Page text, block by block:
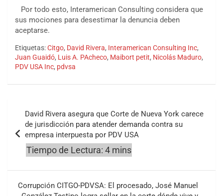
Por todo esto, Interamerican Consulting considera que
sus mociones para desestimar la denuncia deben
aceptarse.
Etiquetas:Citgo, David Rivera, Interamerican Consulting Inc,
Juan Guaidó, Luis A. PAcheco, Maibort petit, Nicolás Maduro,
PDV USA Inc, pdvsa
entradas
David Rivera asegura que Corte de Nueva York carece
de jurisdicción para atender demanda contra su
empresa interpuesta por PDV USA
Corrupción CITGO-PDVSA: El procesado, José Manuel